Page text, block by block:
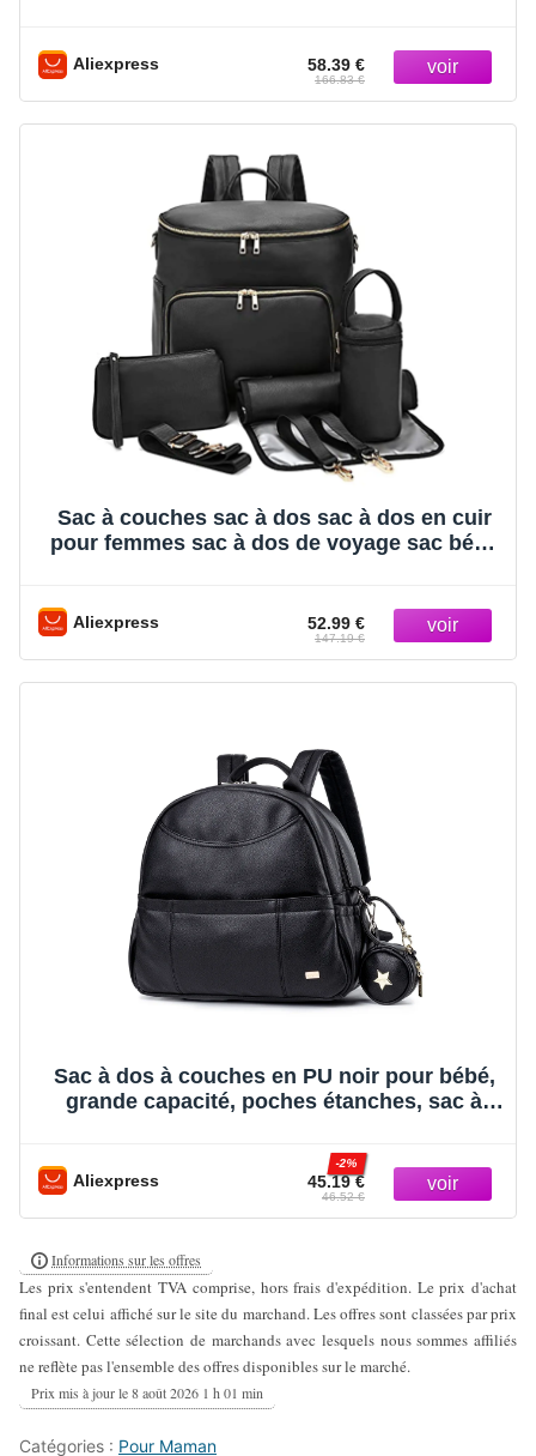
Aliexpress 58.39 €
166.83 €
Sac à couches sac à dos sac à dos en cuir
pour femmes sac à dos de voyage sac bébé
Aliexpress 52.99 €
147.19 €
Sac à dos à couches en PU noir pour bébé,
grande capacité, poches étanches, sac à
voyage, nouvelle mode
Aliexpress 45.19 €
-2%
46.52 €
8 août 2026 1 h 01 min
Catégories : Pour Maman